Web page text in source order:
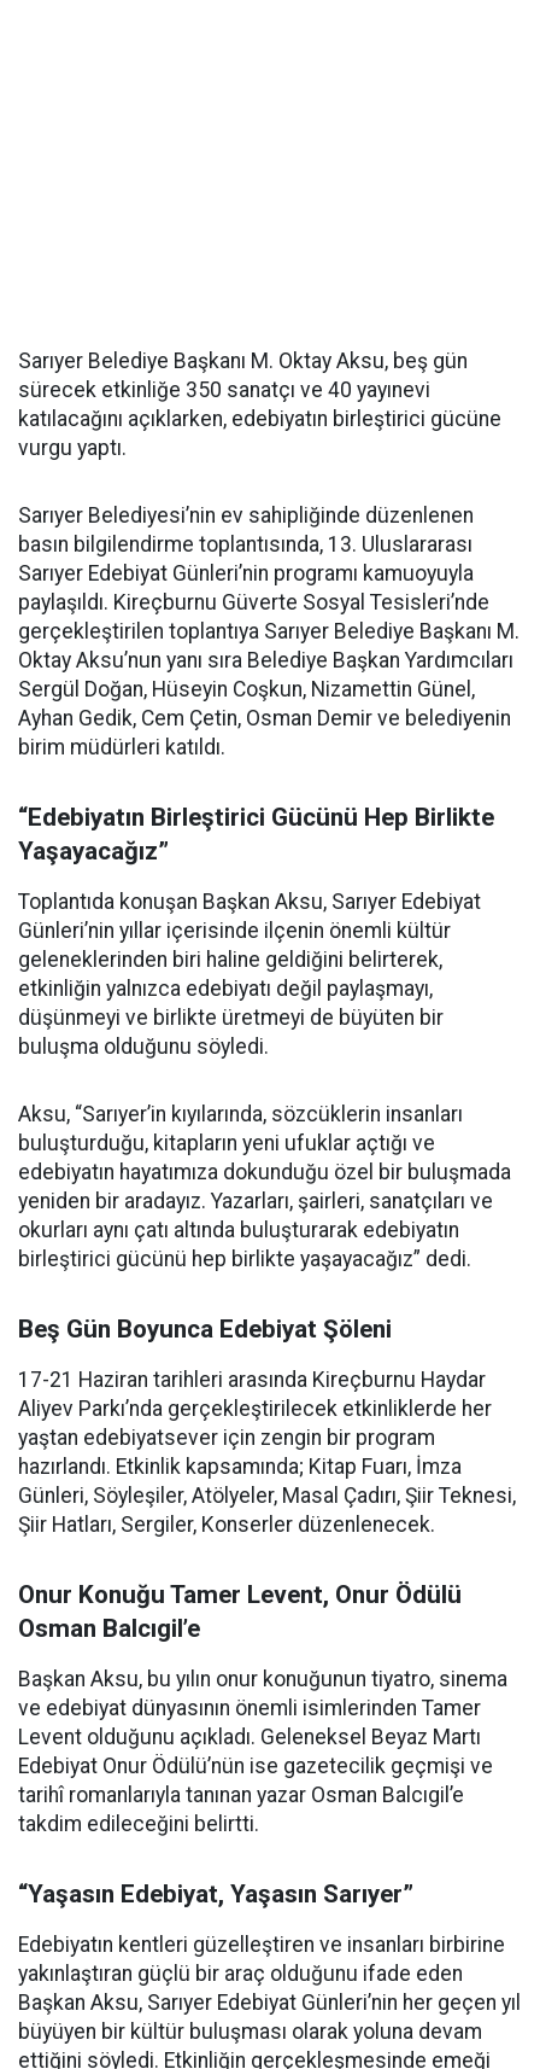
Sarıyer Belediye Başkanı M. Oktay Aksu, beş gün
sürecek etkinliğe 350 sanatçı ve 40 yayınevi
katılacağını açıklarken, edebiyatın birleştirici gücüne
vurgu yaptı.
Sarıyer Belediyesi’nin ev sahipliğinde düzenlenen
basın bilgilendirme toplantısında, 13. Uluslararası
Sarıyer Edebiyat Günleri’nin programı kamuoyuyla
paylaşıldı. Kireçburnu Güverte Sosyal Tesisleri’nde
gerçekleştirilen toplantıya Sarıyer Belediye Başkanı M.
Oktay Aksu’nun yanı sıra Belediye Başkan Yardımcıları
Sergül Doğan, Hüseyin Coşkun, Nizamettin Günel,
Ayhan Gedik, Cem Çetin, Osman Demir ve belediyenin
birim müdürleri katıldı.
“Edebiyatın Birleştirici Gücünü Hep Birlikte
Yaşayacağız”
Toplantıda konuşan Başkan Aksu, Sarıyer Edebiyat
Günleri’nin yıllar içerisinde ilçenin önemli kültür
geleneklerinden biri haline geldiğini belirterek,
etkinliğin yalnızca edebiyatı değil paylaşmayı,
düşünmeyi ve birlikte üretmeyi de büyüten bir
buluşma olduğunu söyledi.
Aksu, “Sarıyer’in kıyılarında, sözcüklerin insanları
buluşturduğu, kitapların yeni ufuklar açtığı ve
edebiyatın hayatımıza dokunduğu özel bir buluşmada
yeniden bir aradayız. Yazarları, şairleri, sanatçıları ve
okurları aynı çatı altında buluşturarak edebiyatın
birleştirici gücünü hep birlikte yaşayacağız” dedi.
Beş Gün Boyunca Edebiyat Şöleni
17-21 Haziran tarihleri arasında Kireçburnu Haydar
Aliyev Parkı’nda gerçekleştirilecek etkinliklerde her
yaştan edebiyatsever için zengin bir program
hazırlandı. Etkinlik kapsamında; Kitap Fuarı, İmza
Günleri, Söyleşiler, Atölyeler, Masal Çadırı, Şiir Teknesi,
Şiir Hatları, Sergiler, Konserler düzenlenecek.
Onur Konuğu Tamer Levent, Onur Ödülü
Osman Balcıgil’e
Başkan Aksu, bu yılın onur konuğunun tiyatro, sinema
ve edebiyat dünyasının önemli isimlerinden Tamer
Levent olduğunu açıkladı. Geleneksel Beyaz Martı
Edebiyat Onur Ödülü’nün ise gazetecilik geçmişi ve
tarihî romanlarıyla tanınan yazar Osman Balcıgil’e
takdim edileceğini belirtti.
“Yaşasın Edebiyat, Yaşasın Sarıyer”
Edebiyatın kentleri güzelleştiren ve insanları birbirine
yakınlaştıran güçlü bir araç olduğunu ifade eden
Başkan Aksu, Sarıyer Edebiyat Günleri’nin her geçen yıl
büyüyen bir kültür buluşması olarak yoluna devam
ettiğini söyledi. Etkinliğin gerçekleşmesinde emeği